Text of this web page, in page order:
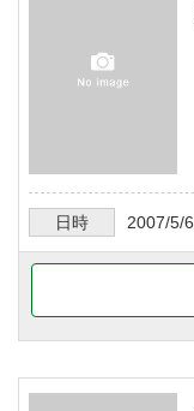
日時 2007/5/6